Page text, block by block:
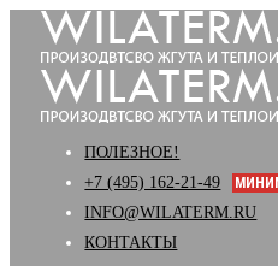
ПОЛЕЗНОЕ!
+7 (495) 162-21-49
INFO@WILATERM.RU
КОНТАКТЫ